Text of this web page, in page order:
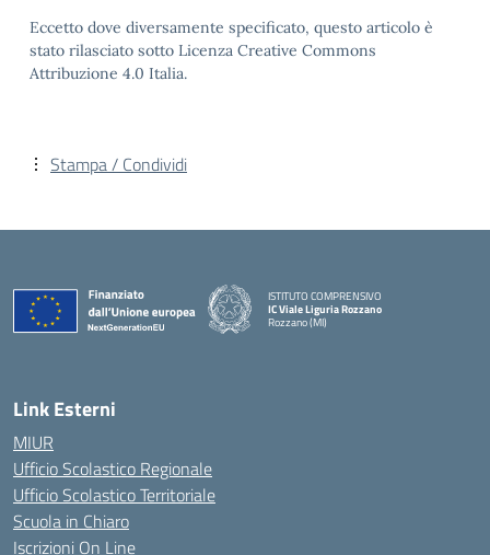
Eccetto dove diversamente specificato, questo articolo è
stato rilasciato sotto Licenza Creative Commons
Attribuzione 4.0 Italia.
Stampa / Condividi
ISTITUTO COMPRENSIVO
IC Viale Liguria Rozzano
Rozzano (MI)
Link Esterni
MIUR
Ufficio Scolastico Regionale
Ufficio Scolastico Territoriale
Scuola in Chiaro
Iscrizioni On Line